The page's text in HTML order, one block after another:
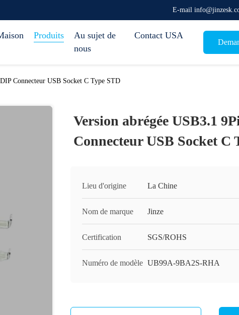
E-mail
Produits
Au sujet de
nous
Contact USA
Connecteur USB Socket C Type STD
Version abrégée USB3.1
Connecteur USB Socket C
Lieu d'origine La Chine
Nom de marque Jinze
Certification SGS/ROHS
Numéro de modèle UB99A-9BA2S-RHA